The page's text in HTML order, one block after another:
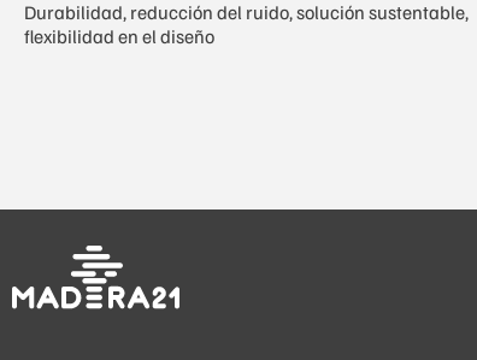
Durabilidad, reducción del ruido, solución sustentable,
flexibilidad en el diseño